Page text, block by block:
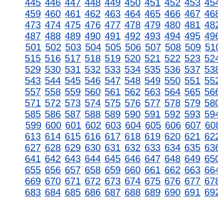
445 446 447 448 449 450 451 452 453
459 460 461 462 463 464 465 466 467
473 474 475 476 477 478 479 480 481
487 488 489 490 491 492 493 494 495
501 502 503 504 505 506 507 508 509
515 516 517 518 519 520 521 522 523
529 530 531 532 533 534 535 536 537
543 544 545 546 547 548 549 550 551
557 558 559 560 561 562 563 564 565
571 572 573 574 575 576 577 578 579
585 586 587 588 589 590 591 592 593
599 600 601 602 603 604 605 606 607
613 614 615 616 617 618 619 620 621
627 628 629 630 631 632 633 634 635
641 642 643 644 645 646 647 648 649
655 656 657 658 659 660 661 662 663
669 670 671 672 673 674 675 676 677
683 684 685 686 687 688 689 690 691